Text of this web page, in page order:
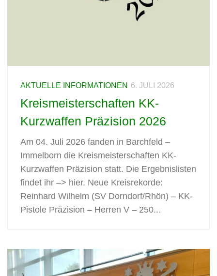
AKTUELLE INFORMATIONEN 6. JULI 2026
Kreismeisterschaften KK-
Kurzwaffen Präzision 2026
Am 04. Juli 2026 fanden in Barchfeld –
Immelborn die Kreismeisterschaften KK-
Kurzwaffen Präzision statt. Die Ergebnislisten
findet ihr –> hier. Neue Kreisrekorde:
Reinhard Wilhelm (SV Dorndorf/Rhön) – KK-
Pistole Präzision – Herren V – 250...